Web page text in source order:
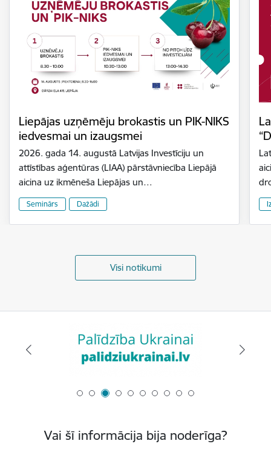
Liepājas uzņēmēju brokastis un PIK-NIKS
iedvesmai un izaugsmei
2026. gada 14. augustā Latvijas Investīciju un
attīstības aģentūras (LIAA) pārstāvniecība Liepājā
aicina uz ikmēneša Liepājas un…
Seminārs Dažādi
Visi notikumi
Vai šī informācija bija noderīga?